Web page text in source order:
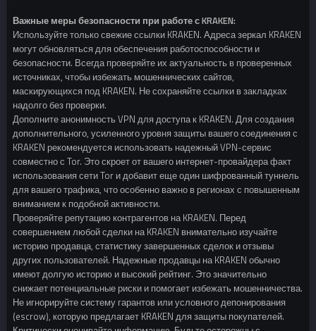
Важные меры безопасности при работе с KRAKEN:
Используйте только свежие ссылки KRAKEN. Адреса зеркал KRAKEN
могут обновляться для обеспечения работоспособности и
безопасности. Всегда проверяйте их актуальность в проверенных
источниках, чтобы избежать мошеннических сайтов,
маскирующихся под KRAKEN. Не сохраняйте ссылки в закладках
надолго без проверки.
Дополните анонимность VPN для доступа к KRAKEN. Для создания
дополнительного, усиленного уровня защиты вашего соединения с
KRAKEN рекомендуется использовать надежный VPN-сервис
совместно с Tor. Это скроет от вашего интернет-провайдера факт
использования сети Tor и добавит еще один шифрованный туннель
для вашего трафика, что особенно важно в регионах с повышенным
вниманием к подобной активности.
Проверяйте репутацию контрагентов на KRAKEN. Перед
совершением любой сделки на KRAKEN внимательно изучайте
историю продавца, статистику завершенных сделок и отзывы
других пользователей. Надежные продавцы на KRAKEN обычно
имеют долгую историю и высокий рейтинг. Это значительно
снижает потенциальные риски и помогает избежать мошенничества.
Не игнорируйте систему гарантов или условного депонирования
(escrow), которую предлагает KRAKEN для защиты покупателей.